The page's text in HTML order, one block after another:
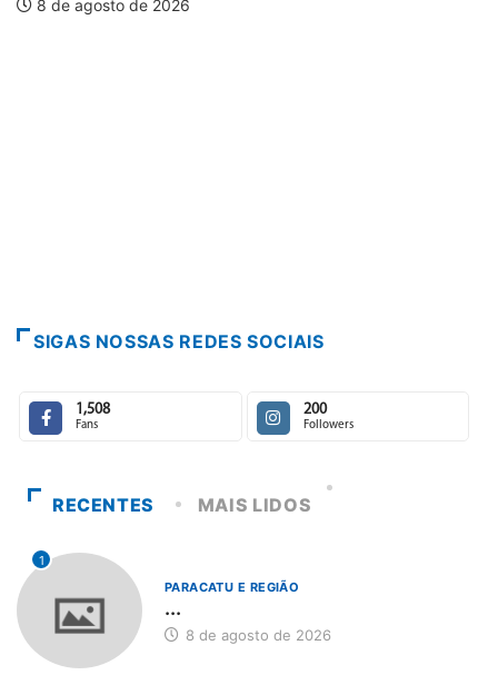
de 2026
SIGAS NOSSAS REDES SOCIAIS
1,508
Fans
200
Followers
RECENTES MAIS LIDOS
1
PARACATU E REGIÃO
...
8 de agosto de 2026